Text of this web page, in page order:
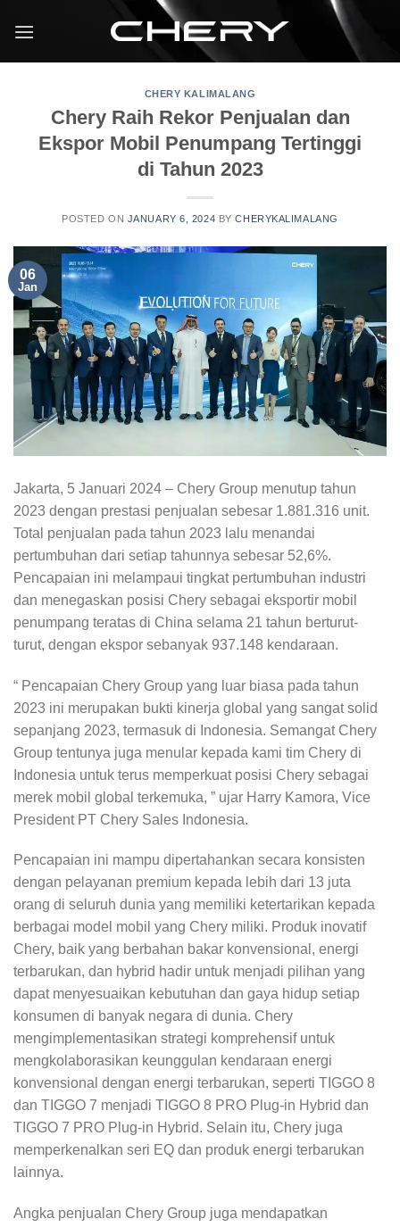
CHERY KALIMALANG
Chery Raih Rekor Penjualan dan
Ekspor Mobil Penumpang Tertinggi
di Tahun 2023
POSTED ON JANUARY 6, 2024 BYCHERYKALIMALANG
06
Jan
Jakarta, 5 Januari 2024 – Chery Group menutup tahun
2023 dengan prestasi penjualan sebesar 1.881.316 unit.
Total penjualan pada tahun 2023 lalu menandai
pertumbuhan dari setiap tahunnya sebesar 52,6%.
Pencapaian ini melampaui tingkat pertumbuhan industri
dan menegaskan posisi Chery sebagai eksportir mobil
penumpang teratas di China selama 21 tahun berturut-
turut, dengan ekspor sebanyak 937.148 kendaraan.
“ Pencapaian Chery Group yang luar biasa pada tahun
2023 ini merupakan bukti kinerja global yang sangat solid
sepanjang 2023, termasuk di Indonesia. Semangat Chery
Group tentunya juga menular kepada kami tim Chery di
Indonesia untuk terus memperkuat posisi Chery sebagai
merek mobil global terkemuka, ” ujar Harry Kamora, Vice
President PT Chery Sales Indonesia.
Pencapaian ini mampu dipertahankan secara konsisten
dengan pelayanan premium kepada lebih dari 13 juta
orang di seluruh dunia yang memiliki ketertarikan kepada
berbagai model mobil yang Chery miliki. Produk inovatif
Chery, baik yang berbahan bakar konvensional, energi
terbarukan, dan hybrid hadir untuk menjadi pilihan yang
dapat menyesuaikan kebutuhan dan gaya hidup setiap
konsumen di banyak negara di dunia. Chery
mengimplementasikan strategi komprehensif untuk
mengkolaborasikan keunggulan kendaraan energi
konvensional dengan energi terbarukan, seperti TIGGO 8
dan TIGGO 7 menjadi TIGGO 8 PRO Plug-in Hybrid dan
TIGGO 7 PRO Plug-in Hybrid. Selain itu, Chery juga
memperkenalkan seri EQ dan produk energi terbarukan
lainnya.
Angka penjualan Chery Group juga mendapatkan